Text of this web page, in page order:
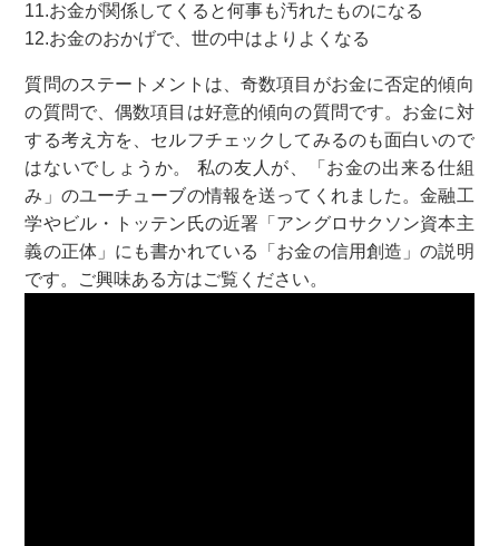
11.お金が関係してくると何事も汚れたものになる
12.お金のおかげで、世の中はよりよくなる
質問のステートメントは、奇数項目がお金に否定的傾向
の質問で、偶数項目は好意的傾向の質問です。お金に対
する考え方を、セルフチェックしてみるのも面白いので
はないでしょうか。 私の友人が、「お金の出来る仕組
み」のユーチューブの情報を送ってくれました。金融工
学やビル・トッテン氏の近署「アングロサクソン資本主
義の正体」にも書かれている「お金の信用創造」の説明
です。ご興味ある方はご覧ください。